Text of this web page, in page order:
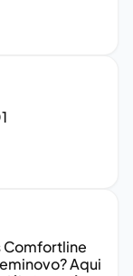
Comfortline
Aqui